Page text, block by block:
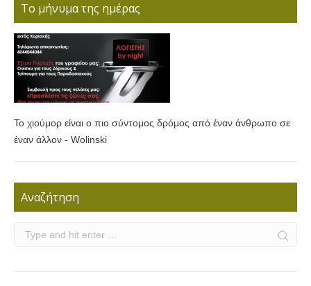
Το μήνυμα της ημέρας
Το χιούμορ είναι ο πιο σύντομος δρόμος από έναν άνθρωπο σε
έναν άλλον - Wolinski
Αναζήτηση